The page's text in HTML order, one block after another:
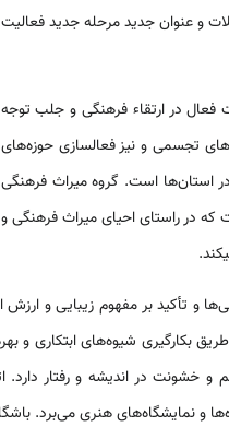
می‌­کرد، در سال 1989 با تشکیلات و عنوان جدید مرحله جدید فعالیت­‌
در ارتقاء فرهنگی و جلب توجه
تجسمی و نیز فعال­سازی حوزه‌­های
استان­‌ها است. گروه میراث فرهنگی
که در راستای احیای میراث فرهنگی و
و تأکید بر مفهوم زیبایی و
شیوه‌­های ابتکاری و
در اندیشه و رفتار دارد.
و نمایشگاه‌­های هنری می­‌برد.